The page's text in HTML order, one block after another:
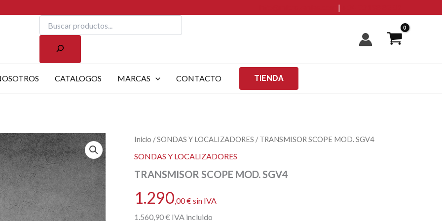
|
Buscar
CATALOGOS MARCAS CONTACTO TIENDA
Inicio /SONDAS Y LOCALIZADORES / TRANSMISOR SCOPE MOD. SGV4
SONDAS Y LOCALIZADORES
TRANSMISOR SCOPE MOD. SGV4
1.290 ,00€ sin IVA
1.560 ,90€ IVA incluido